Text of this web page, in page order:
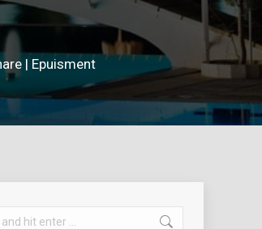
| Epuisment